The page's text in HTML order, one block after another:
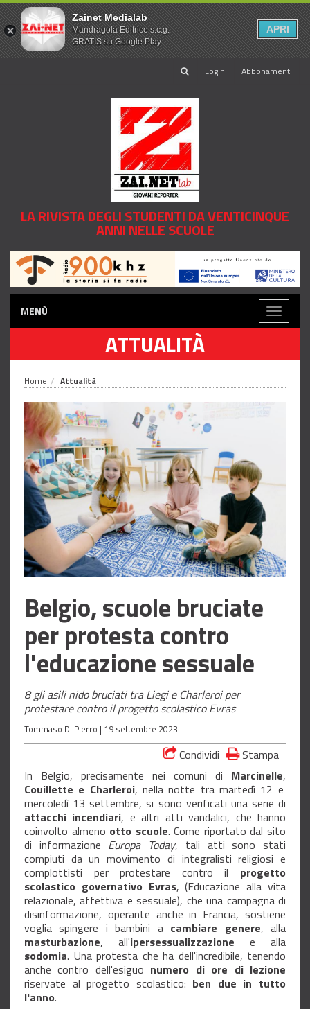
Login Abbonamenti
LA RIVISTA DEGLI STUDENTI DA VENTICINQUE
ANNI NELLE SCUOLE
MENÙ
Toggle
ATTUALITÀ
Home Attualità
Belgio, scuole bruciate
per protesta contro
l'educazione sessuale
8 gli asili nido bruciati tra Liegi e Charleroi per
protestare contro il progetto scolastico Evras
Tommaso Di Pierro | 19 settembre 2023
Condividi
Stampa
In Belgio, precisamente nei comuni di Marcinelle,
Couillette e Charleroi, nella notte tra martedì 12 e
mercoledì 13 settembre, si sono verificati una serie di
attacchi incendiari, e altri atti vandalici, che hanno
coinvolto almeno otto scuole. Come riportato dal sito
di informazione Europa Today, tali atti sono stati
compiuti da un movimento di integralisti religiosi e
complottisti per protestare contro il progetto
scolastico governativo Evras, (Educazione alla vita
relazionale, affettiva e sessuale), che una campagna di
disinformazione, operante anche in Francia, sostiene
voglia spingere i bambini a cambiare genere, alla
masturbazione, all'ipersessualizzazione e alla
sodomia. Una protesta che ha dell'incredibile, tenendo
anche contro dell'esiguo numero di ore di lezione
riservate al progetto scolastico: ben due in tutto
l'anno.
Zainet Medialab
Mandragola Editrice s.c.g.
GRATIS su Google Play
APRI